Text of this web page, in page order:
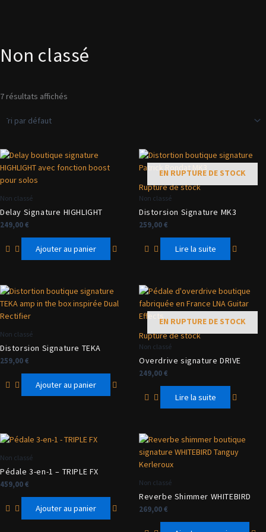
Non classé
7 résultats affichés
Non classé
Delay Signature HIGHLIGHT
249,00 €
Ajouter au panier
Rupture de stock
EN RUPTURE DE STOCK
Non classé
Distorsion Signature MK3
259,00 €
Lire la suite
Non classé
Distorsion Signature TEKA
259,00 €
Ajouter au panier
Rupture de stock
EN RUPTURE DE STOCK
Non classé
Overdrive signature DRIVE
249,00 €
Lire la suite
Non classé
Pédale 3-en-1 – TRIPLE FX
459,00 €
Ajouter au panier
Non classé
Reverbe Shimmer WHITEBIRD
269,00 €